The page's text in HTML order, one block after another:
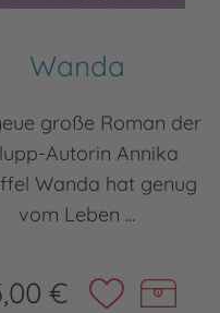
Wanda
große Roman der
Autorin Annika
Wanda hat genug
vom Leben ...
€